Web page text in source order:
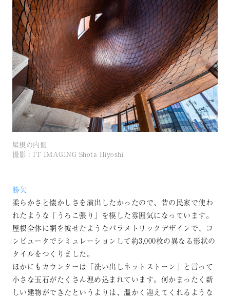
屋根の内側
撮影：IT IMAGING Shota Hiyoshi
勝矢
柔らかさと懐かしさを演出したかったので、昔の民家で使わ
れたような「うろこ張り」を模した雰囲気になっています。
屋根全体に網を被せたようなパラメトリックデザインで、コ
ンピュータでシミュレーションして約3,000枚の異なる形状の
タイルをつくりました。
ほかにもカウンターは「洗い出しネットストーン」と言って
小さな玉石がたくさん埋め込まれています。何かまったく新
しい建物ができたというよりは、温かく迎えてくれるような